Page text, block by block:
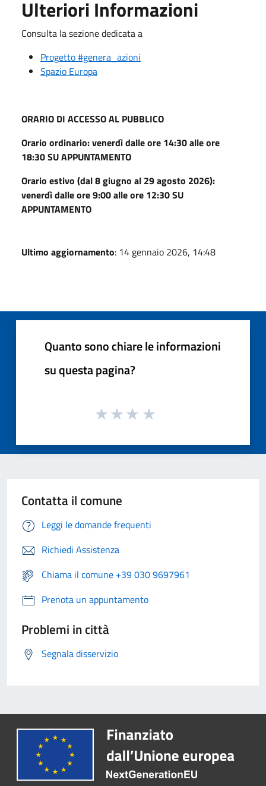
Ulteriori Informazioni
Consulta la sezione dedicata a
Progetto #genera_azioni
Spazio Europa
ORARIO DI ACCESSO AL PUBBLICO
Orario ordinario: venerdì dalle ore 14:30 alle ore
18:30 SU APPUNTAMENTO
Orario estivo (dal 8 giugno al 29 agosto 2026):
venerdì dalle ore 9:00 alle ore 12:30 SU
APPUNTAMENTO
Ultimo aggiornamento: 14 gennaio 2026, 14:48
Quanto sono chiare le informazioni
su questa pagina?
Contatta il comune
Leggi le domande frequenti
Richiedi Assistenza
Chiama il comune +39 030 9697961
Prenota un appuntamento
Problemi in città
Segnala disservizio